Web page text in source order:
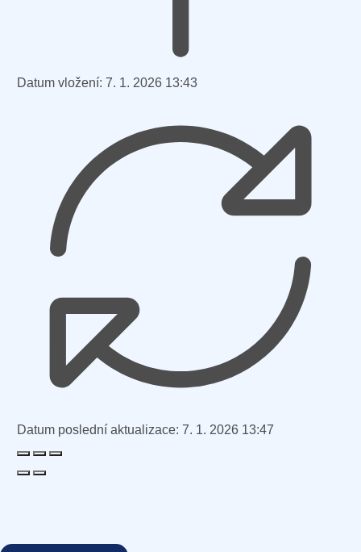
Datum vložení: 7. 1. 2026 13:43
Datum poslední aktualizace: 7. 1. 2026 13:47